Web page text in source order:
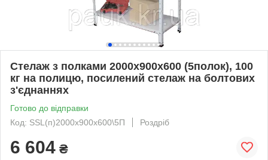
Стелаж з полками 2000х900х600 (5полок), 100
кг на полицю, посилений стелаж на болтових
з'єднаннях
Готово до відправки
Код: SSL(п)2000х900х600\5П
Роздріб
6 604 ₴